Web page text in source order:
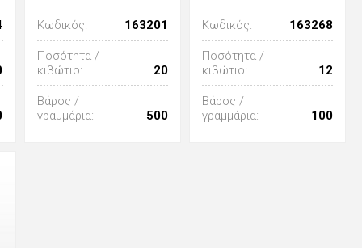
Κωδικός: 163201
Ποσότητα /
κιβώτιο:
20
Βάρος /
γραμμάρια:
500
Κωδικός: 163268
Ποσότητα /
κιβώτιο:
12
Βάρος /
γραμμάρια:
100